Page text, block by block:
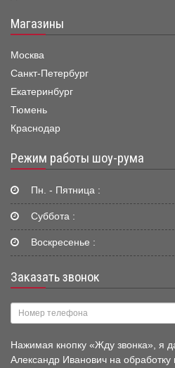
Магазины
Москва
Санкт-Петербург
Екатеринбург
Тюмень
Краснодар
Режим работы шоу-рума
Пн. - Пятница :
Суббота :
Воскресенье :
Заказать звонок
Нажимая кнопку «Жду звонка», я
Александр Иванович на